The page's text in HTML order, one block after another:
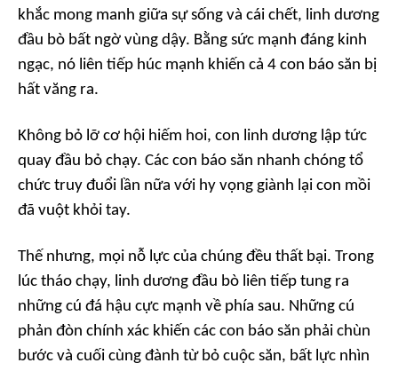
khắc mong manh giữa sự sống và cái chết, linh dương
đầu bò bất ngờ vùng dậy. Bằng sức mạnh đáng kinh
ngạc, nó liên tiếp húc mạnh khiến cả 4 con báo săn bị
hất văng ra.
Không bỏ lỡ cơ hội hiếm hoi, con linh dương lập tức
quay đầu bỏ chạy. Các con báo săn nhanh chóng tổ
chức truy đuổi lần nữa với hy vọng giành lại con mồi
đã vuột khỏi tay.
Thế nhưng, mọi nỗ lực của chúng đều thất bại. Trong
lúc tháo chạy, linh dương đầu bò liên tiếp tung ra
những cú đá hậu cực mạnh về phía sau. Những cú
phản đòn chính xác khiến các con báo săn phải chùn
bước và cuối cùng đành từ bỏ cuộc săn, bất lực nhìn